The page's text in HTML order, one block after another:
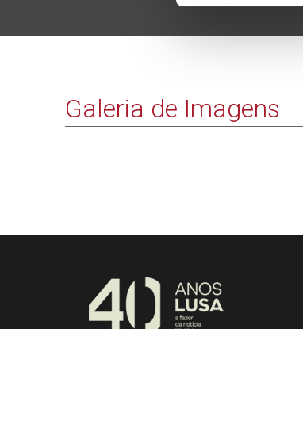
Galeria de Imagens